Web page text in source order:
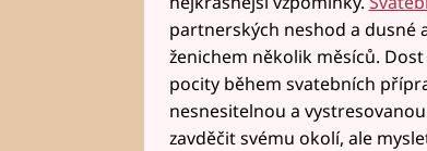
partnerských neshod a dusné
ženichem několik měsíců.
pocity během svatebních
nesnesitelnou a
zavděčit svému okolí, ale